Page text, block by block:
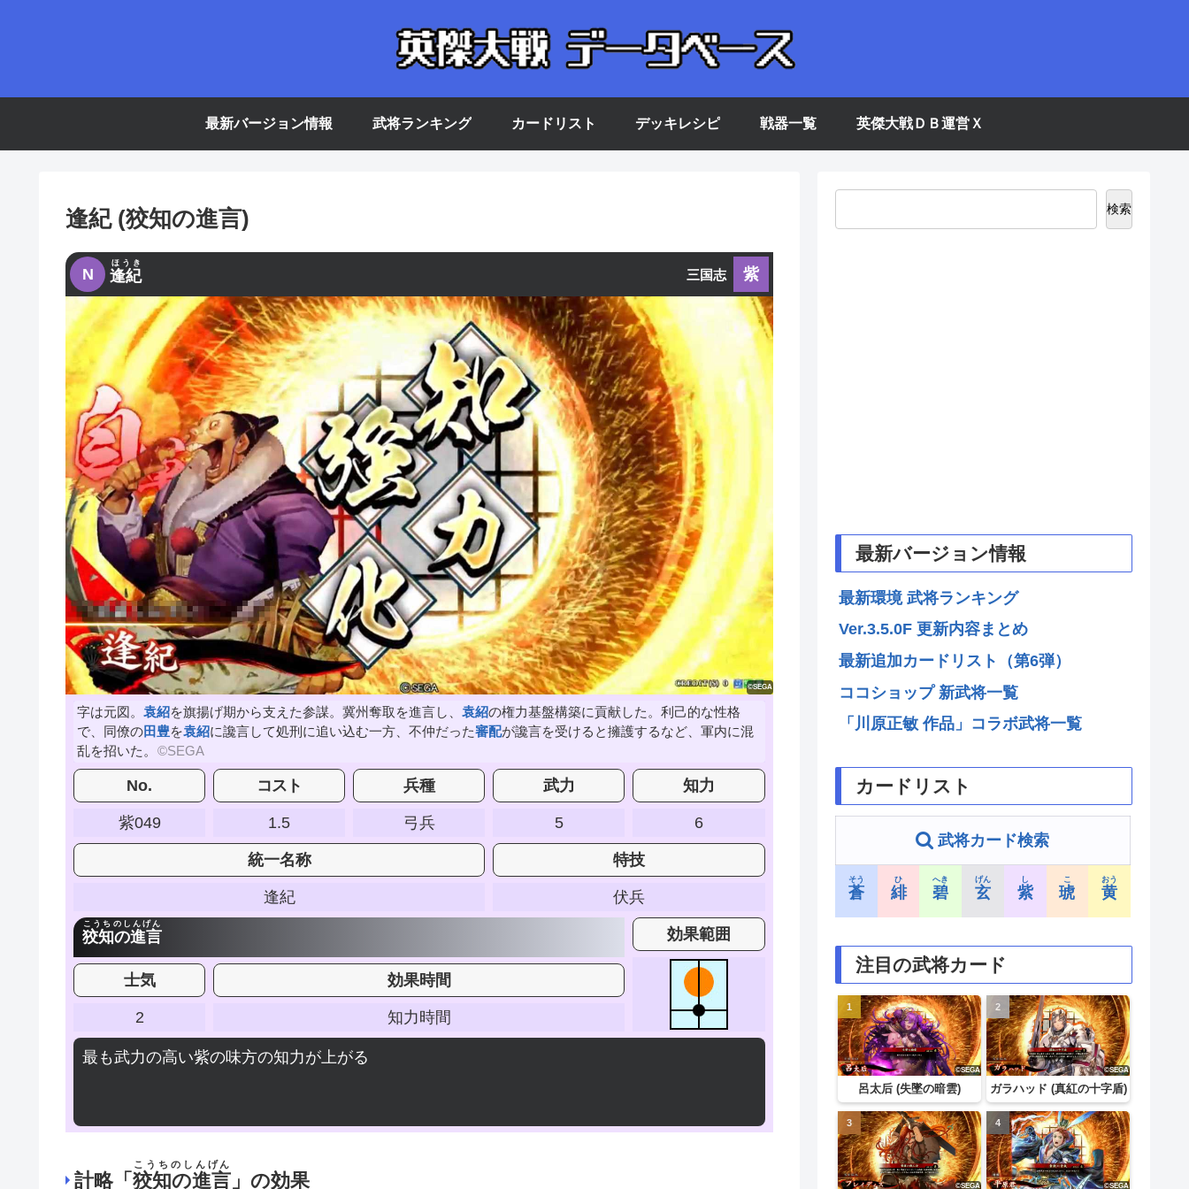
最新バージョン情報 武将ランキング カードリスト デッキレシピ 戦器一覧 英傑大戦ＤＢ運営Ｘ
逢紀 (狡知の進言)
N 逢紀
ほうき
三国志 紫
字は元図。 袁紹を旗揚げ期から支えた参謀。冀州奪取を進言し、 袁紹の権力基盤構築に貢献した。利己的な性格
で、同僚の田豊を袁紹に讒言して処刑に追い込む一方、不仲だった審配が讒言を受けると擁護するなど、軍内に混
乱を招いた。
No. コスト 兵種 武力 知力
紫049 1.5 弓兵 5 6
統一名称 特技
逢紀 伏兵
狡知の進言
こうちのしんげん
効果範囲
士気 効果時間
2 知力時間
最も武力の高い紫の味方の知力が上がる
計略「 狡知の進言
こうちのしんげん
」の効果
検索
最新バージョン情報
最新環境 武将ランキング
Ver.3.5.0F 更新内容まとめ
最新追加カードリスト（第6弾）
ココショップ 新武将一覧
「川原正敏 作品」コラボ武将一覧
カードリスト
武将カード検索
蒼
そう
緋
ひ
碧
へき
玄
げん
紫
し
琥
こ
黄
おう
注目の武将カード
呂太后 (失墜の暗雲) ガラハッド (真紅の十字盾)